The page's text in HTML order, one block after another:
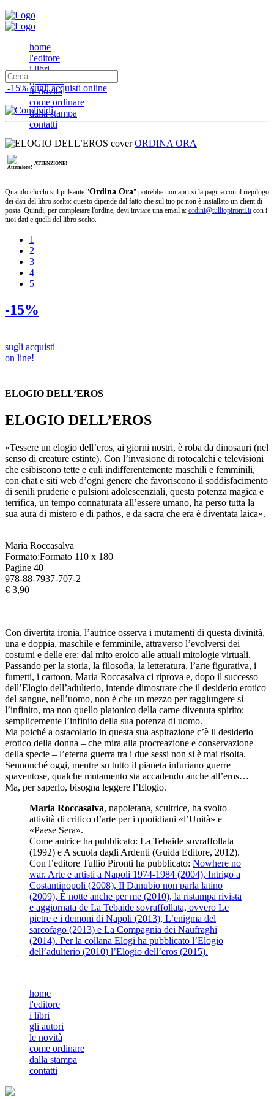
home
l'editore
i libri
gli autori
le novità
come ordinare
dalla stampa
contatti
-15% sugli acquisti online
ORDINA ORA
ATTENZIONE!
Quando clicchi sul pulsante "Ordina Ora" potrebbe non aprirsi la pagina con il riepilogo
dei dati del libro scelto: questo dipende dal fatto che sul tuo pc non è installato un client di
posta. Quindi, per completare l'ordine, devi inviare una email a: ordini@tulliopironti.itcon i
tuoi dati e quelli del libro scelto.
1
2
3
4
5
-15%
sugli acquisti
on line!
ELOGIO DELL’EROS
ELOGIO DELL’EROS
«Tessere un elogio dell’eros, ai giorni nostri, è roba da dinosauri (nel
senso di creature estinte). Con l’invasione di rotocalchi e televisioni
che esibiscono tette e culi indifferentemente maschili e femminili,
con chat e siti web d’ogni genere che favoriscono il soddisfacimento
di senili pruderie e pulsioni adolescenziali, questa potenza magica e
terrifica, un tempo connaturata all’essere umano, ha perso tutta la
sua aura di mistero e di pathos, e da sacra che era è diventata laica».
Maria Roccasalva
Formato:Formato 110 x 180
Pagine 40
978-88-7937-707-2
€ 3,90
Con divertita ironia, l’autrice osserva i mutamenti di questa divinità,
una e doppia, maschile e femminile, attraverso l’evolversi dei
costumi e delle ere: dal mito eroico alle attuali mitologie virtuali.
Passando per la storia, la filosofia, la letteratura, l’arte figurativa, i
fumetti, i cartoon, Maria Roccasalva ci riprova e, dopo il successo
dell’Elogio dell’adulterio, intende dimostrare che il desiderio erotico
del sangue, nell’uomo, non è che un mezzo per raggiungere sì
l’infinito, ma non quello platonico della carne divenuta spirito;
semplicemente l’infinito della sua potenza di uomo.
Ma poiché a ostacolarlo in questa sua aspirazione c’è il desiderio
erotico della donna – che mira alla procreazione e conservazione
della specie – l’eterna guerra tra i due sessi non si è mai risolta.
Sennonché oggi, mentre su tutto il pianeta infuriano guerre
spaventose, qualche mutamento sta accadendo anche all’eros…
Ma, per saperlo, bisogna leggere l’Elogio.
Maria Roccasalva, napoletana, scultrice, ha svolto
attività di critico d’arte per i quotidiani «l’Unità» e
«Paese Sera».
Come autrice ha pubblicato: La Tebaide sovraffollata
(1992) e A scuola dagli Ardenti (Guida Editore, 2012).
Con l’editore Tullio Pironti ha pubblicato: Nowhere no
war. Arte e artisti a Napoli 1974-1984 (2004), Intrigo a
Costantinopoli (2008), Il Danubio non parla latino
(2009), È notte anche per me (2010), la ristampa rivista
e aggiornata de La Tebaide sovraffollata, ovvero Le
pietre e i demoni di Napoli (2013), L’enigma del
sarcofago (2013) e La Compagnia dei Naufraghi
(2014). Per la collana Elogi ha pubblicato l’Elogio
dell’adulterio (2010) l’Elogio dell’eros (2015).
home
l'editore
i libri
gli autori
le novità
come ordinare
dalla stampa
contatti